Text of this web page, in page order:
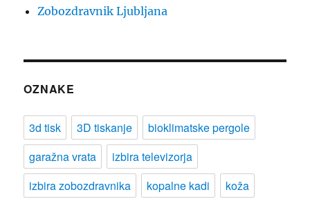
Zobozdravnik Ljubljana
OZNAKE
3d tisk 3D tiskanje
bioklimatske pergole
garažna vrata
izbira televizorja
izbira zobozdravnika
kopalne kadi
koža